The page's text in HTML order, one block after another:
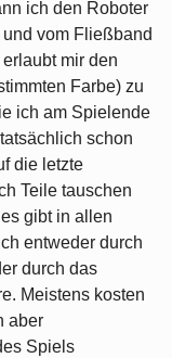
ich den Roboter
vom Fließband
mir den
Farbe) zu
ich am Spielende
schon
die letzte
Teile tauschen
gibt in allen
entweder durch
durch das
Meistens kosten
aber
Spiels